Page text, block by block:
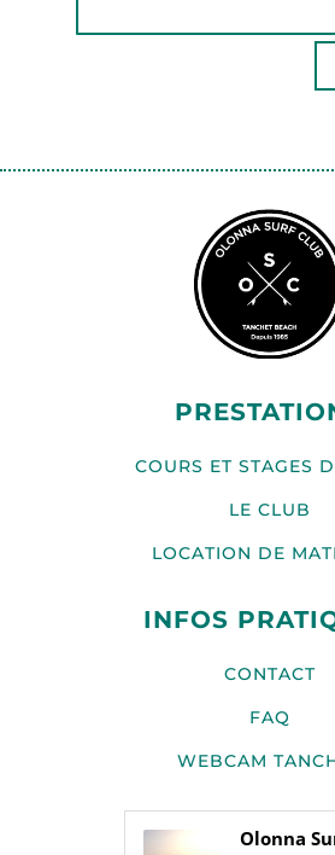
COURS ET STAGES
LE CLUB
LOCATION DE
INFOS
CONTACT
FAQ
WEBCAM
Olonna